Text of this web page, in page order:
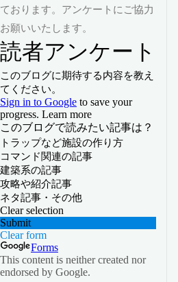
ております。アンケートにご協力
お願いいたします。